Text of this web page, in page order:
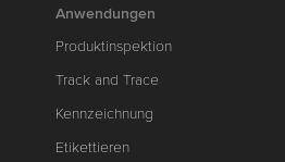
Anwendungen
Produktinspektion
Track and Trace
Kennzeichnung
Etikettieren